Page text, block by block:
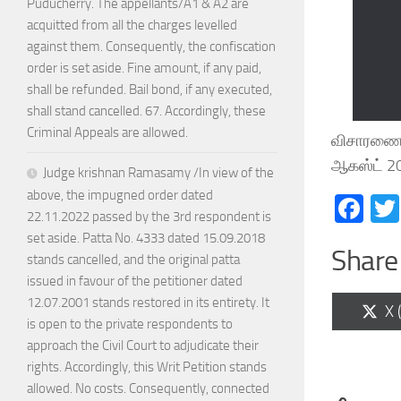
ஆகஸ்ட்
on
X
Puducherry. The appellants/A1 & A2 are
acquitted from all the charges levelled
against them. Consequently, the confiscation
order is set aside. Fine amount, if any paid,
shall be refunded. Bail bond, if any executed,
shall stand cancelled. 67. Accordingly, these
Criminal Appeals are allowed.
Judge krishnan Ramasamy /In view of the
above, the impugned order dated
22.11.2022 passed by the 3rd respondent is
set aside. Patta No. 4333 dated 15.09.2018
stands cancelled, and the original patta
issued in favour of the petitioner dated
12.07.2001 stands restored in its entirety. It
is open to the private respondents to
approach the Civil Court to adjudicate their
rights. Accordingly, this Writ Petition stands
allowed. No costs. Consequently, connected